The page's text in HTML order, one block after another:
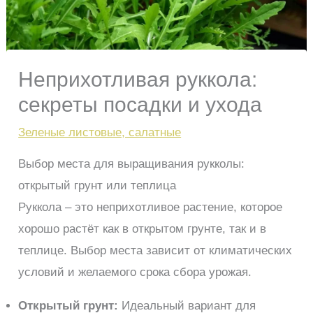
Неприхотливая руккола:
секреты посадки и ухода
Зеленые листовые, салатные
Выбор места для выращивания рукколы:
открытый грунт или теплица
Руккола – это неприхотливое растение, которое
хорошо растёт как в открытом грунте, так и в
теплице. Выбор места зависит от климатических
условий и желаемого срока сбора урожая.
Открытый грунт: Идеальный вариант для